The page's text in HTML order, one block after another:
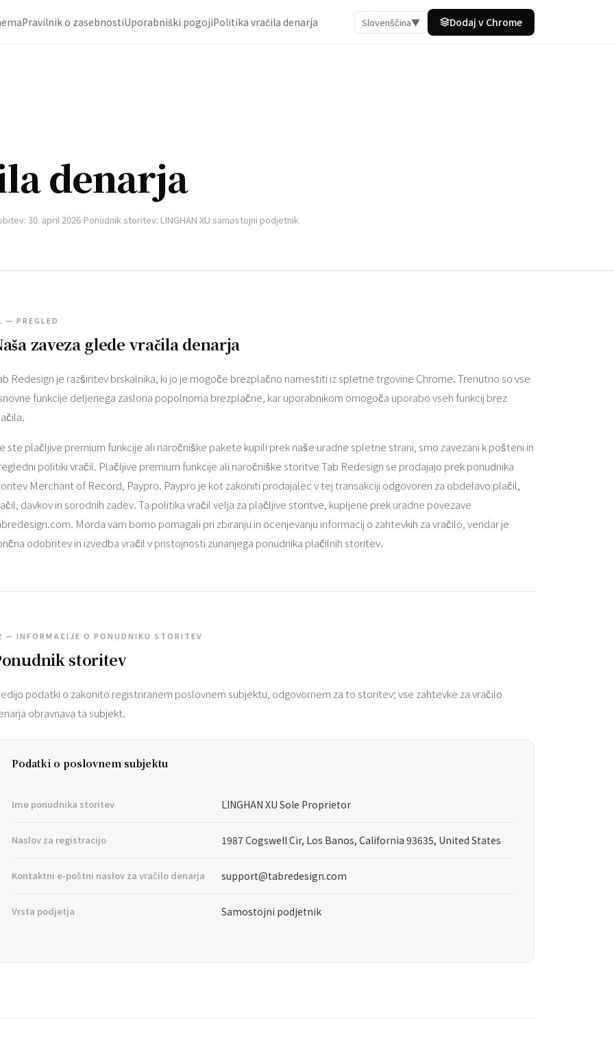
Pravilnik o zasebnostiUporabniški pogojiPolitika vračila denarja Slovenščina▼ Dodaj v Chrome
denarja
30. april 2026 Ponudnik storitev: LINGHAN XU samostojni podjetnik
— PREGLED
zaveza glede vračila denarja
Redesign je razširitev brskalnika, ki jo je mogoče brezplačno namestiti iz spletne trgovine Chrome. Trenutno so vse
funkcije deljenega zaslona popolnoma brezplačne, kar uporabnikom omogoča uporabo vseh funkcij brez
ste plačljive premium funkcije ali naročniške pakete kupili prek naše uradne spletne strani, smo zavezani k pošteni in
politiki vračil. Plačljive premium funkcije ali naročniške storitve Tab Redesign se prodajajo prek ponudnika
Merchant of Record, Paypro. Paypro je kot zakoniti prodajalec v tej transakciji odgovoren za obdelavo plačil,
davkov in sorodnih zadev. Ta politika vračil velja za plačljive storitve, kupljene prek uradne povezave
Morda vam bomo pomagali pri zbiranju in ocenjevanju informacij o zahtevkih za vračilo, vendar je
odobritev in izvedba vračil v pristojnosti zunanjega ponudnika plačilnih storitev.
— INFORMACIJE O PONUDNIKU STORITEV
storitev
podatki o zakonito registriranem poslovnem subjektu, odgovornem za to storitev; vse zahtevke za vračilo
obravnava ta subjekt.
Podatki o poslovnem subjektu
Ime ponudnika storitev LINGHAN XU Sole Proprietor
Naslov za registracijo 1987 Cogswell Cir, Los Banos, California 93635, United States
Kontaktni e-poštni naslov za vračilo denarja support@tabredesign.com
Vrsta podjetja Samostojni podjetnik